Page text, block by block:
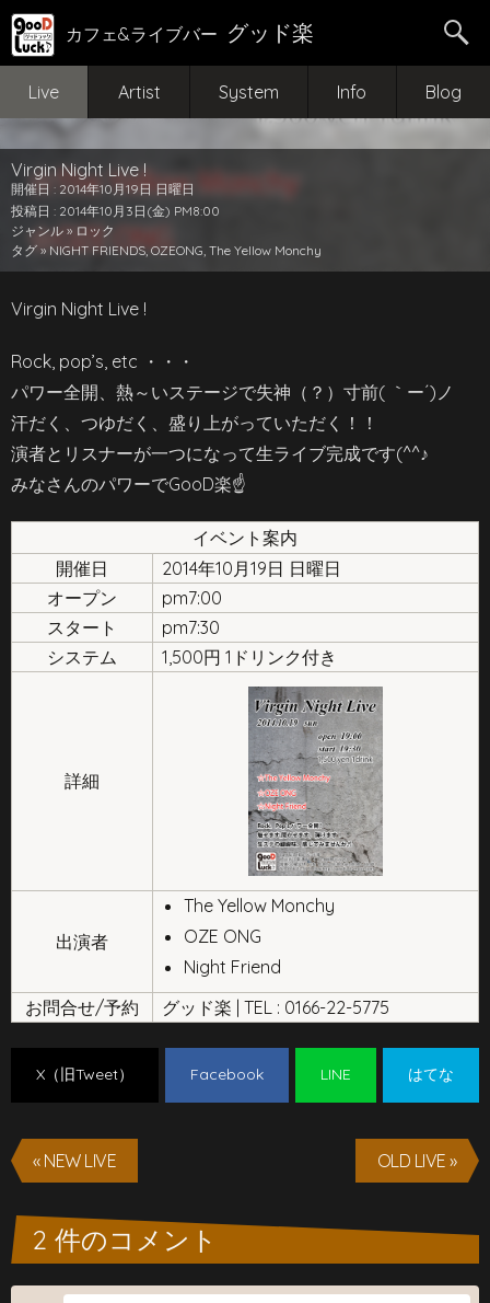
カフェ&ライブバー グッド楽
Live Artist System Info Blog
Virgin Night Live !
開催日 : 2014年10月19日 日曜日
投稿日 : 2014年10月3日(金) PM8:00
ジャンル » ロック
タグ » NIGHT FRIENDS, OZEONG, The Yellow Monchy
Virgin Night Live !
Rock, pop’s, etc ・・・
パワー全開、熱～いステージで失神（？）寸前( ｀ー´)ノ
汗だく、つゆだく、盛り上がっていただく！！
演者とリスナーが一つになって生ライブ完成です(^^♪
みなさんのパワーでGooD楽☝
イベント案内
開催日
2014年10月19日 日曜日
オープン
pm7:00
スタート
pm7:30
システム
1,500円 1ドリンク付き
詳細
出演者
The Yellow Monchy
OZE ONG
Night Friend
お問合せ/予約
グッド楽 | TEL : 0166-22-5775
X（旧Tweet） Facebook LINE はてな
« NEW LIVE OLD LIVE »
2 件のコメント